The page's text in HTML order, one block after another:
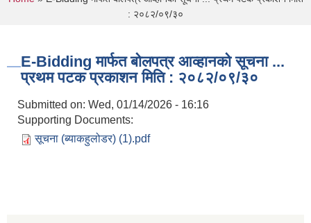
: २०८२/०९/३०
E-Bidding मार्फत बोलपत्र आव्हानको सूचना ...
प्रथम पटक प्रकाशन मिति : २०८२/०९/३०
Submitted on: Wed, 01/14/2026 - 16:16
Supporting Documents:
सूचना (ब्याकहुलोडर) (1).pdf